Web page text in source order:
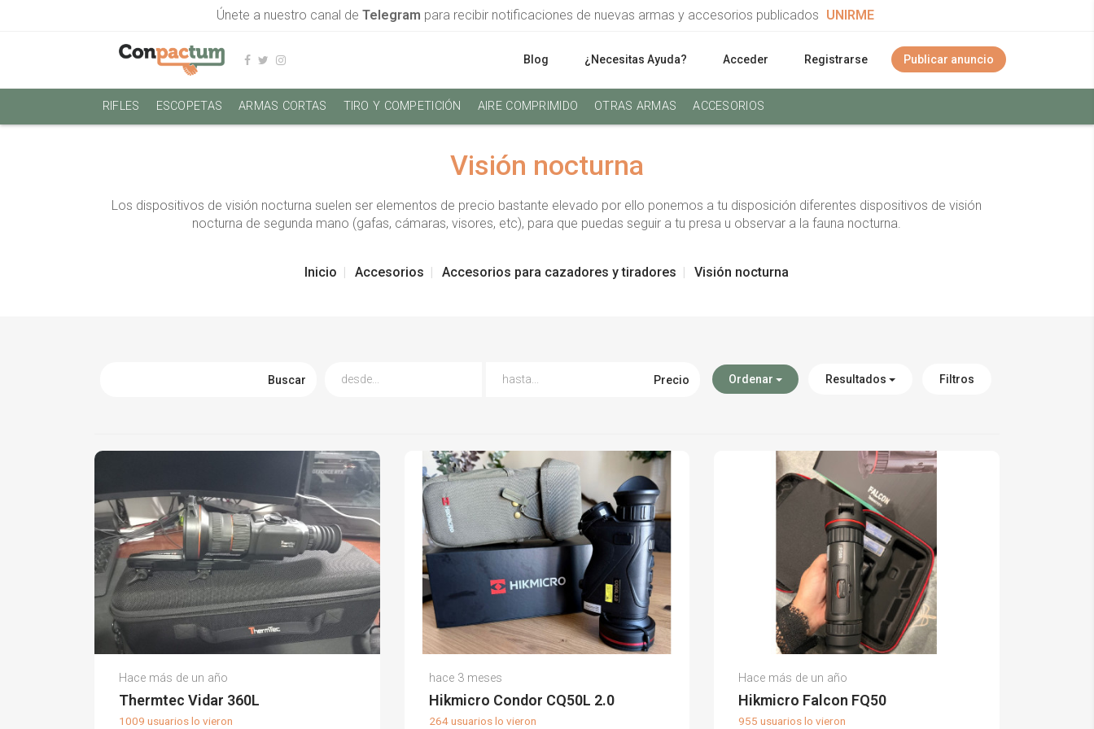
Únete a nuestro canal de Telegram para recibir notificaciones de nuevas armas y accesorios publicados UNIRME
Blog ¿Necesitas Ayuda? Acceder Registrarse Publicar anuncio
RIFLES ESCOPETAS ARMAS CORTAS TIRO Y COMPETICIÓN AIRE COMPRIMIDO OTRAS ARMAS ACCESORIOS
Visión nocturna
Los dispositivos de visión nocturna suelen ser elementos de precio bastante elevado por ello ponemos a tu disposición diferentes dispositivos de visión
nocturna de segunda mano (gafas, cámaras, visores, etc), para que puedas seguir a tu presa u observar a la fauna nocturna.
Inicio Accesorios Accesorios para cazadores y tiradores Visión nocturna
Buscar Precio Ordenar Resultados Filtros
Mario M.
Hace más de un año
Thermtec Vidar 360L
1009 usuarios lo vieron
(0)
hace 3 meses
Hikmicro Condor CQ50L 2.0
264 usuarios lo vieron
Eva A.
Hace más de un año
Hikmicro Falcon FQ50
955 usuarios lo vieron